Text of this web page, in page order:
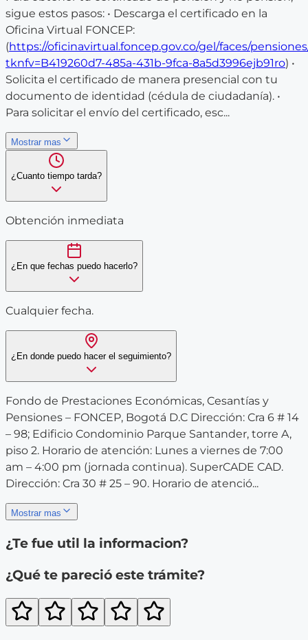
sigue estos pasos: • Descarga el certificado en la
Oficina Virtual FONCEP:
(https://oficinavirtual.foncep.gov.co/gel/faces/
tknfv=B419260d7-485a-431b-9fca-8a5d3996ejb91ro) •
Solicita el certificado de manera presencial con tu
documento de identidad (cédula de ciudadanía). •
Para solicitar el envío del certificado, esc...
Mostrar mas
¿Cuanto tiempo tarda?
Obtención inmediata
¿En que fechas puedo hacerlo?
Cualquier fecha.
¿En donde puedo hacer el seguimiento?
Fondo de Prestaciones Económicas, Cesantías y
Pensiones – FONCEP, Bogotá D.C Dirección: Cra 6 # 14
– 98; Edificio Condominio Parque Santander, torre A,
piso 2. Horario de atención: Lunes a viernes de 7:00
am – 4:00 pm (jornada continua). SuperCADE CAD.
Dirección: Cra 30 # 25 – 90. Horario de atenció...
Mostrar mas
¿Te fue util la informacion?
¿Qué te pareció este trámite?